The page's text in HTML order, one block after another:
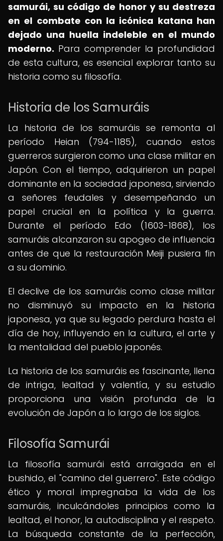
samurái, su código de honor y su destreza
en el combate con la icónica katana han
dejado una huella indeleble en el mundo
moderno. Para comprender la profundidad
de esta cultura, es esencial explorar tanto su
historia como su filosofía.
Historia de los Samuráis
La historia de los samuráis se remonta al
período Heian (794-1185), cuando estos
guerreros surgieron como una clase militar en
Japón. Con el tiempo, adquirieron un papel
dominante en la sociedad japonesa, sirviendo
a señores feudales y desempeñando un
papel crucial en la política y la guerra.
Durante el período Edo (1603-1868), los
samuráis alcanzaron su apogeo de influencia
antes de que la restauración Meiji pusiera fin
a su dominio.
El declive de los samuráis como clase militar
no disminuyó su impacto en la historia
japonesa, ya que su legado perdura hasta el
día de hoy, influyendo en la cultura, el arte y
la mentalidad del pueblo japonés.
La historia de los samuráis es fascinante, llena
de intriga, lealtad y valentía, y su estudio
proporciona una visión profunda de la
evolución de Japón a lo largo de los siglos.
Filosofía Samurái
La filosofía samurái está arraigada en el
bushido, el "camino del guerrero". Este código
ético y moral impregnaba la vida de los
samuráis, inculcándoles principios como la
lealtad, el honor, la autodisciplina y el respeto.
La búsqueda constante de la perfección,